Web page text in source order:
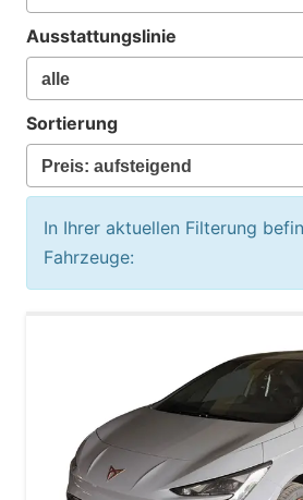
Ausstattungslinie
Sortierung
In Ihrer aktuellen Filterung
Fahrzeuge: